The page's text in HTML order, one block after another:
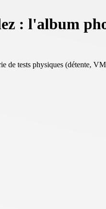
: l'album
de tests physiques (détente,